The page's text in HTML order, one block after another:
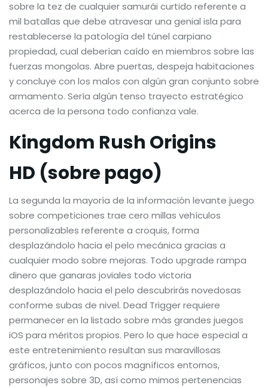
sobre la tez de cualquier samurái curtido referente a
mil batallas que debe atravesar una genial isla para
restablecerse la patologí­a del túnel carpiano
propiedad, cual deberían caído en miembros sobre las
fuerzas mongolas. Abre puertas, despeja habitaciones
y concluye con los malos con algún gran conjunto sobre
armamento. Serí­a algún tenso trayecto estratégico
acerca de la persona todo confianza vale.
Kingdom Rush Origins
HD (sobre pago)
La segunda la mayoría de la información levante juego
sobre competiciones trae cero millas vehículos
personalizables referente a croquis, forma
desplazándolo hacia el pelo mecánica gracias a
cualquier modo sobre mejoras. Todo upgrade rampa
dinero que ganaras joviales todo victoria
desplazándolo hacia el pelo descubrirás novedosas
conforme subas de nivel. Dead Trigger requiere
permanecer en la listado sobre más grandes juegos
iOS para méritos propios. Pero lo que hace especial a
este entretenimiento resultan sus maravillosas
gráficos, junto con pocos magníficos entornos,
personajes sobre 3D, así­ como mimos pertenencias